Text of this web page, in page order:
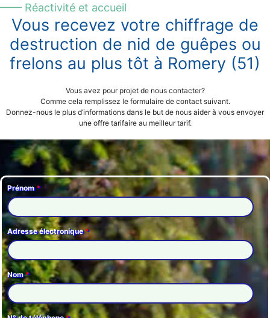
—— Réactivité et accueil
Vous recevez votre chiffrage de
destruction de nid de guêpes ou
frelons au plus tôt à Romery (51)
Vous avez pour projet de nous contacter?
Comme cela remplissez le formulaire de contact suivant.
Donnez-nous le plus d’informations dans le but de nous aider à vous envoyer
une offre tarifaire au meilleur tarif.
Prénom*
Adresse électronique*
Nom*